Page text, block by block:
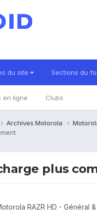
du site Sections du
en ligne Clubs
Archives Motorola
plus
RAZR HD - Général